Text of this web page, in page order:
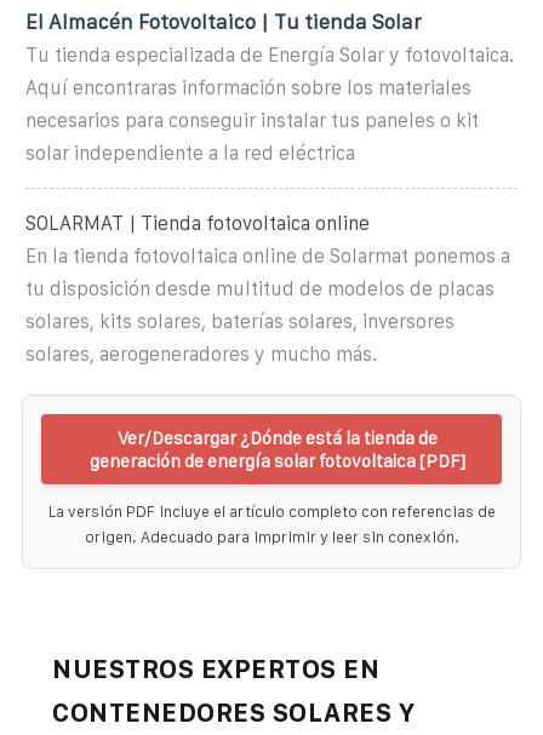
El Almacén Fotovoltaico | Tu tienda Solar
Tu tienda especializada de Energía Solar y fotovoltaica.
Aquí encontraras información sobre los materiales
necesarios para conseguir instalar tus paneles o kit
solar independiente a la red eléctrica
SOLARMAT | Tienda fotovoltaica online
En la tienda fotovoltaica online de Solarmat ponemos a
tu disposición desde multitud de modelos de placas
solares, kits solares, baterías solares, inversores
solares, aerogeneradores y mucho más.
Ver/Descargar ¿Dónde está la tienda de
generación de energía solar fotovoltaica [PDF]
La versión PDF incluye el artículo completo con referencias de
origen. Adecuado para imprimir y leer sin conexión.
NUESTROS EXPERTOS EN
CONTENEDORES SOLARES Y